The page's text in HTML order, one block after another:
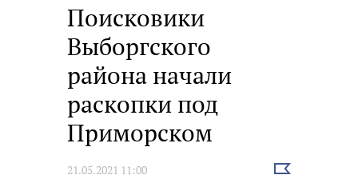
Поисковики
Выборгского
района начали
раскопки под
Приморском
21.05.2021 11:00
Выбрать